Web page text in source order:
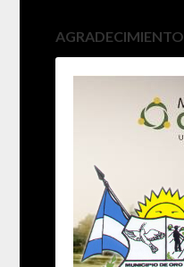
AGRADECIMIENTO